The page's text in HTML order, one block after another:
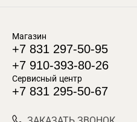
Магазин
+7 831 297-50-95
+7 910-393-80-26
Сервисный центр
+7 831 295-50-67